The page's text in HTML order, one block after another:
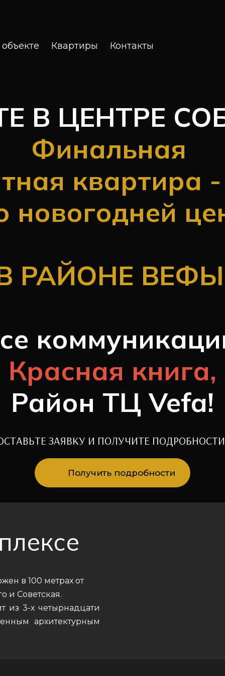
Квартиры Контакты
В ЦЕНТРЕ
Финальная
квартира -
новогодней
РАЙОНЕ
Красная книга,
Район ТЦ Vefa!
ЗАЯВКУ И ПОЛУЧИТЕ
Получить подробности
в 100 метрах от
и Советская.
из 3-х четырнадцати
архитектурным